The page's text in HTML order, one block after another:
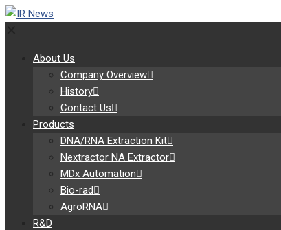
About Us
Company Overview
History
Contact Us
Products
DNA/RNA Extraction Kit
Nextractor NA Extractor
MDx Automation
Bio-rad
AgroRNA
R&D